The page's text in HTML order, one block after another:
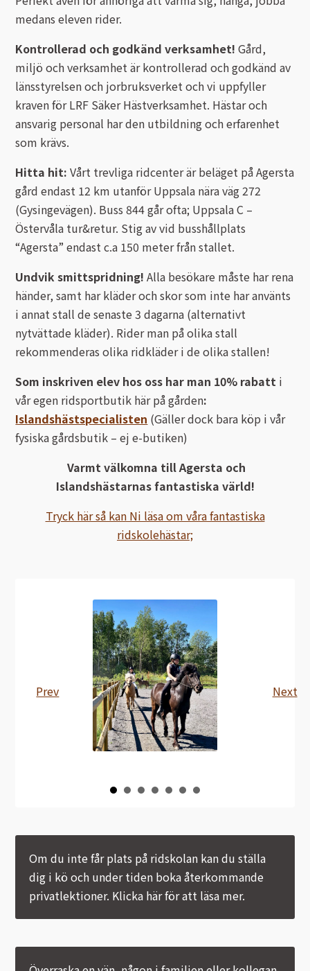
medans eleven rider.
Kontrollerad och godkänd verksamhet! Gård,
miljö och verksamhet är kontrollerad och godkänd av
länsstyrelsen och jorbruksverket och vi uppfyller
kraven för LRF Säker Hästverksamhet. Hästar och
ansvarig personal har den utbildning och erfarenhet
som krävs.
Hitta hit: Vårt trevliga ridcenter är beläget på Agersta
gård endast 12 km utanför Uppsala nära väg 272
(Gysingevägen). Buss 844 går ofta; Uppsala C –
Östervåla tur&retur. Stig av vid busshållplats
“Agersta” endast c.a 150 meter från stallet.
Undvik smittspridning!Alla besökare måste har rena
händer, samt har kläder och skor som inte har använts
i annat stall de senaste 3 dagarna (alternativt
nytvättade kläder). Rider man på olika stall
rekommenderas olika ridkläder i de olika stallen!
Som inskriven elev hos oss har man 10% rabatt i
vår egen ridsportbutik här på gården:
Islandshästspecialisten (Gäller dock bara köp i vår
fysiska gårdsbutik – ej e-butiken)
Varmt välkomna till Agersta och
Islandshästarnas fantastiska värld!
Tryck här så kan Ni läsa om våra fantastiska
ridskolehästar;
Prev Next
Om du inte får plats på ridskolan kan du ställa
dig i kö och under tiden boka återkommande
privatlektioner. Klicka här för att läsa mer.